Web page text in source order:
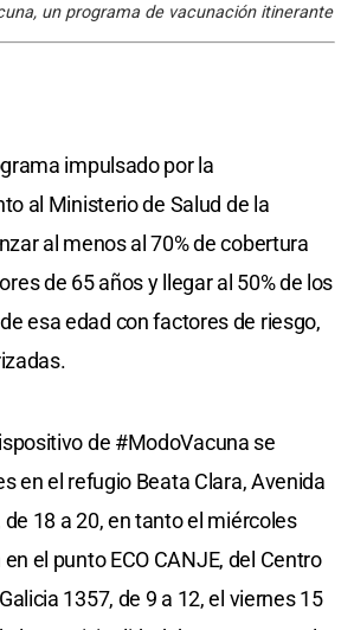
un programa de vacunación itinerante
impulsado por la
al Ministerio de Salud de la
al menos al 70% de cobertura
de 65 años y llegar al 50% de los
esa edad con factores de riesgo,
de #ModoVacuna se
en el refugio Beata Clara, Avenida
de 18 a 20, en tanto el miércoles
el punto ECO CANJE, del Centro
1357, de 9 a 12, el viernes 15